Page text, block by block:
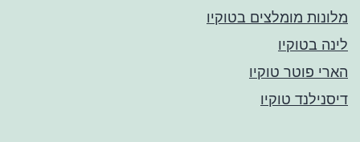
מלונות מומלצים בטוקיו
לינה בטוקיו
הארי פוטר טוקיו
דיסנילנד טוקיו